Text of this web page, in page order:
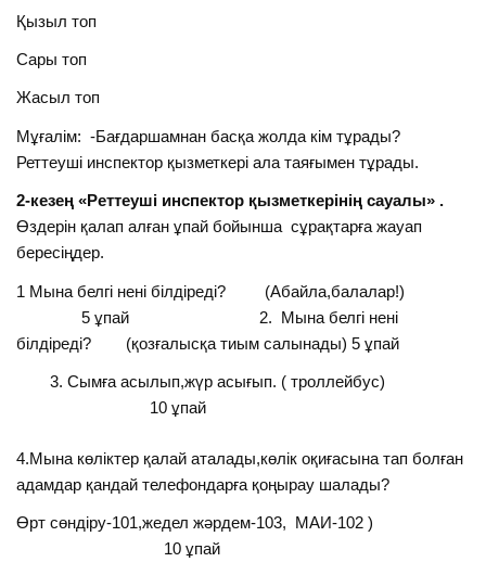
Қызыл топ
Сары топ
Жасыл топ
Мұғалім: -Бағдаршамнан басқа жолда кім тұрады?
Реттеуші инспектор қызметкері ала таяғымен тұрады.
2-кезең «Реттеуші инспектор қызметкерінің сауалы» .
Өздерін қалап алған ұпай бойынша сұрақтарға жауап
бересіңдер.
1 Мына белгі нені білдіреді? (Абайла,балалар!)
5 ұпай 2. Мына белгі нені
білдіреді? (қозғалысқа тиым салынады) 5 ұпай
Сымға асылып,жүр асығып. ( троллейбус)
10 ұпай
4.Мына көліктер қалай аталады,көлік оқиғасына тап болған
адамдар қандай телефондарға қоңырау шалады?
Өрт сөндіру-101,жедел жәрдем-103, МАИ-102 )
10 ұпай